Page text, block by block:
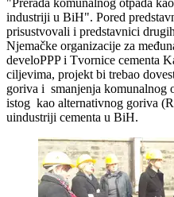
industriji u BiH". Pored
prisustvovali i predstavnici
Njemačke organizacije za
develoPPP i Tvornice cementa
ciljevima, projekt bi trebao
goriva i smanjenja komunalnog
istog kao alternativnog goriva
uindustriji cementa u BiH.